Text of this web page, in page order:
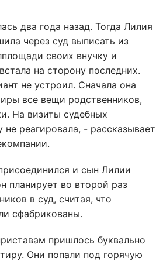
два года назад. Тогда Лилия
через суд выписать из
своих внучку и
на сторону последних.
не устроил. Сначала она
все вещи родственников,
На визиты судебных
не реагировала, - рассказывает
и сын Лилии
планирует во второй раз
в суд, считая, что
сфабрикованы.
пришлось буквально
Они попали под горячую